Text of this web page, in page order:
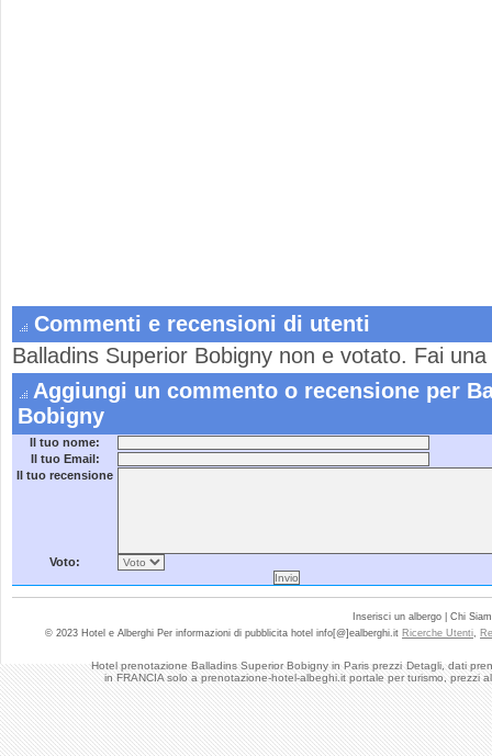
Hotel prenotazione Balladins Superior Bobigny in Paris prezzi Detagli, dati
in FRANCIA solo a prenotazione-hotel-albeghi.it portale per turismo, prezzi
Commenti e recensioni di utenti
Balladins Superior Bobigny non e votato. Fai
Aggiungi un commento o recensione per
Bobigny
Il tuo nome:
Il tuo Email:
Il tuo recensione
Voto:
Inserisci un albergo | Chi
© 2023 Hotel e Alberghi Per informazioni di pubblicita hotel info[@]ealberghi.it Ricerche Utenti,